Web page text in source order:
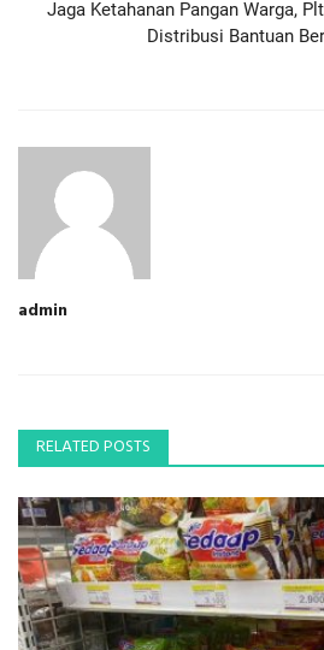
Jaga Ketahanan Pangan Warga,
Distribusi Bantuan
admin
RELATED POSTS